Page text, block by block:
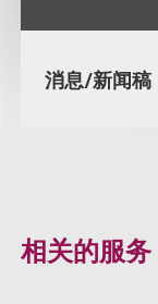
消息/新闻稿
相关的服务